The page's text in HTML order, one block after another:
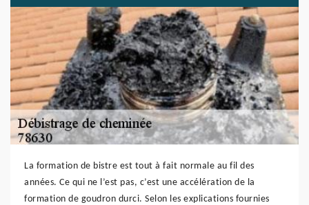
La formation de bistre est tout à fait normale au fil des
années. Ce qui ne l’est pas, c’est une accélération de la
formation de goudron durci. Selon les explications fournies